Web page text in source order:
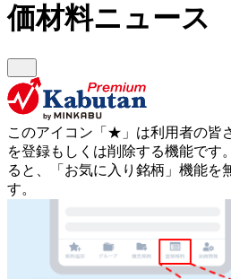
価材料ニュース
このアイコン 「★」 は利用者の皆
を登録もしくは削除する機能です。
ると、「お気に入り銘柄」機能を
す。